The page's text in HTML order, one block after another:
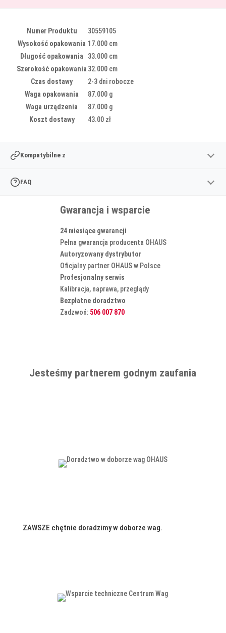
Numer Produktu
30559105
Wysokość opakowania 17.000 cm
Długość opakowania
33.000 cm
Szerokość opakowania 32.000 cm
Czas dostawy
2-3 dni robocze
Waga opakowania
87.000 g
Waga urządzenia
87.000 g
Koszt dostawy
43.00 zł
Kompatybilne z
FAQ
Gwarancja i wsparcie
24 miesiące gwarancji
Pełna gwarancja producenta OHAUS
Autoryzowany dystrybutor
Oficjalny partner OHAUS w Polsce
Profesjonalny serwis
Kalibracja, naprawa, przeglądy
Bezpłatne doradztwo
Zadzwoń: 506 007 870
Jesteśmy partnerem godnym zaufania
ZAWSZE chętnie doradzimy w doborze wag.